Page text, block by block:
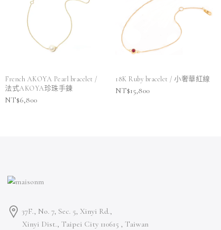
French AKOYA Pearl bracelet /
法式AKOYA珍珠手鍊
NT$6,800
18K Ruby bracelet / 小奢華紅線
NT$15,800
37F., No. 7, Sec. 5, Xinyi Rd.,
Xinyi Dist., Taipei City 110615 , Taiwan